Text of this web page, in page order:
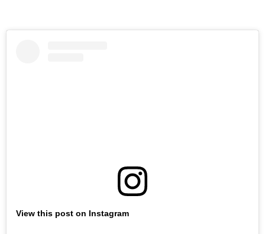
View this post on Instagram